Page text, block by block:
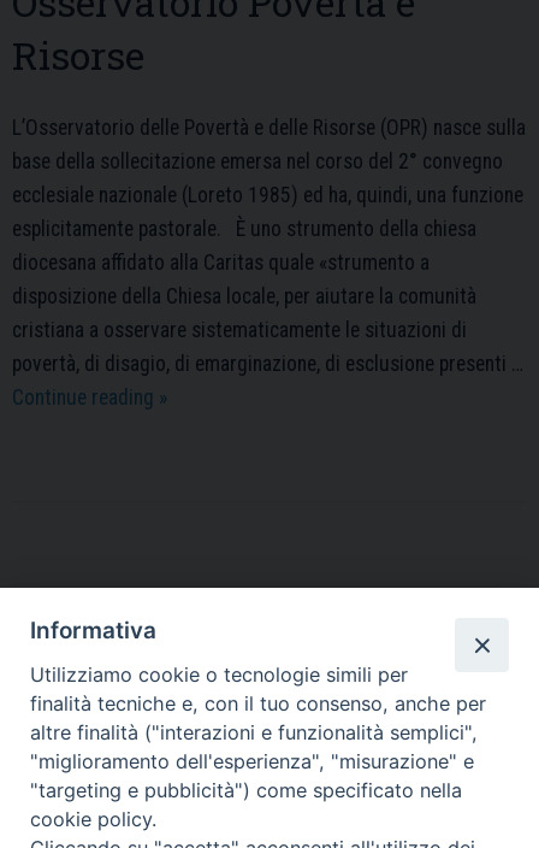
Risorse
L’Osservatorio delle Povertà e delle Risorse (OPR) nasce sulla
base della sollecitazione emersa nel corso del 2° convegno
ecclesiale nazionale (Loreto 1985) ed ha, quindi, una funzione
esplicitamente pastorale. È uno strumento della chiesa
diocesana affidato alla Caritas quale «strumento a
disposizione della Chiesa locale, per aiutare la comunità
cristiana a osservare sistematicamente le situazioni di
povertà, di disagio, di emarginazione, di esclusione presenti …
Continue reading Osservatorio
»
o
Contatti
Sede Legale
Vico Sant’Anna 1 – 80053 Castellammare di Stabia (NA)
Sede Operativa
Via San Bartolomeo 72 – 80053 Castellammare di Stabia (NA)
* Tel. 081.870.17.02
* Cell. 331.50.59.943
Informativa
Utilizziamo cookie o tecnologie simili per
finalità tecniche e, con il tuo consenso, anche per
altre finalità ("interazioni e funzionalità semplici",
"miglioramento dell'esperienza", "misurazione" e
"targeting e pubblicità") come specificato nella
cookie policy.